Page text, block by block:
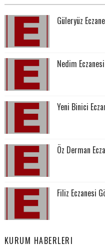
Güleryüz
Nedim
Yeni Binici
Öz Derman
Filiz Eczanesi
KURUM HABERLERI